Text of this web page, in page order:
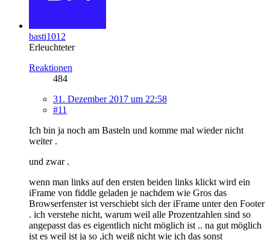
basti1012
Erleuchteter
Reaktionen
484
31. Dezember 2017 um 22:58
#11
Ich bin ja noch am Basteln und komme mal wieder nicht
weiter .
und zwar .
wenn man links auf den ersten beiden links klickt wird ein
iFrame von fiddle geladen je nachdem wie Gros das
Browserfenster ist verschiebt sich der iFrame unter den Footer
. ich verstehe nicht, warum weil alle Prozentzahlen sind so
angepasst das es eigentlich nicht möglich ist .. na gut möglich
ist es weil ist ja so ,ich weiß nicht wie ich das sonst